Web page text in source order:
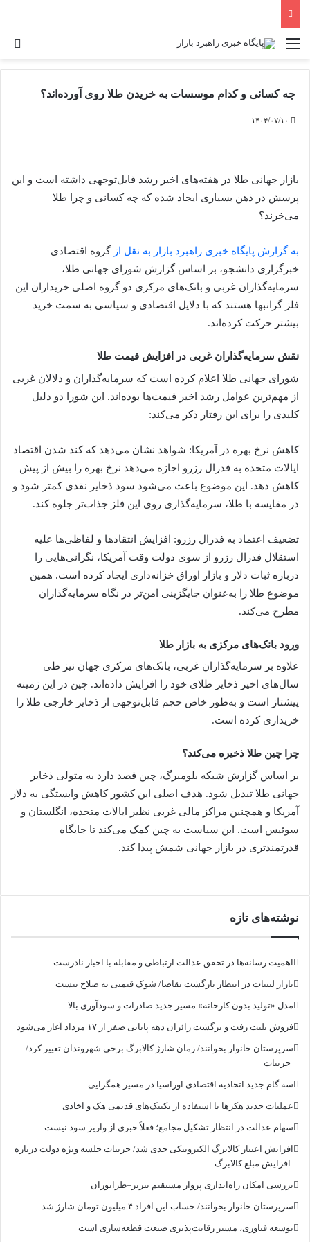
منو
چه کسانی و کدام موسسات به خریدن طلا روی آورده‌اند؟
۱۴۰۴/۰۷/۱۰
بازار جهانی طلا در هفته‌های اخیر رشد قابل‌توجهی داشته است و این
پرسش در ذهن بسیاری ایجاد شده که چه کسانی و چرا طلا
می‌خرند؟
به گزارش پایگاه خبری راهبرد بازار به نقل ازگروه اقتصادی
خبرگزاری دانشجو، بر اساس گزارش شورای جهانی طلا،
سرمایه‌گذاران غربی و بانک‌های مرکزی دو گروه اصلی خریداران این
فلز گرانبها هستند که با دلایل اقتصادی و سیاسی به سمت خرید
بیشتر حرکت کرده‌اند.
نقش سرمایه‌گذاران غربی در افزایش قیمت طلا
شورای جهانی طلا اعلام کرده است که سرمایه‌گذاران و دلالان غربی
از مهم‌ترین عوامل رشد اخیر قیمت‌ها بوده‌اند. این شورا دو دلیل
کلیدی را برای این رفتار ذکر می‌کند:
کاهش نرخ بهره در آمریکا: شواهد نشان می‌دهد که کند شدن اقتصاد
ایالات متحده به فدرال رزرو اجازه می‌دهد نرخ بهره را بیش از پیش
کاهش دهد. این موضوع باعث می‌شود سود ذخایر نقدی کمتر شود و
در مقایسه با طلا، سرمایه‌گذاری روی این فلز جذاب‌تر جلوه کند.
تضعیف اعتماد به فدرال رزرو: افزایش انتقاد‌ها و لفاظی‌ها علیه
استقلال فدرال رزرو از سوی دولت وقت آمریکا، نگرانی‌هایی را
درباره ثبات دلار و بازار اوراق خزانه‌داری ایجاد کرده است. همین
موضوع طلا را به‌عنوان جایگزینی امن‌تر در نگاه سرمایه‌گذاران
مطرح می‌کند.
ورود بانک‌های مرکزی به بازار طلا
علاوه بر سرمایه‌گذاران غربی، بانک‌های مرکزی جهان نیز طی
سال‌های اخیر ذخایر طلای خود را افزایش داده‌اند. چین در این زمینه
پیشتاز است و به‌طور خاص حجم قابل‌توجهی از ذخایر خارجی طلا را
خریداری کرده است.
چرا چین طلا ذخیره می‌کند؟
بر اساس گزارش شبکه بلومبرگ، چین قصد دارد به متولی ذخایر
جهانی طلا تبدیل شود. هدف اصلی این کشور کاهش وابستگی به دلار
آمریکا و همچنین مراکز مالی غربی نظیر ایالات متحده، انگلستان و
سوئیس است. این سیاست به چین کمک می‌کند تا جایگاه
قدرتمندتری در بازار جهانی شمش پیدا کند.
نوشته‌های تازه
اهمیت رسانه‌ها در تحقق عدالت ارتباطی و مقابله با اخبار نادرست
بازار لبنیات در انتظار بازگشت تقاضا/ شوک قیمتی به صلاح نیست
مدل «تولید بدون کارخانه» مسیر جدید صادرات و سودآوری بالا
فروش بلیت رفت و برگشت زائران دهه پایانی صفر از ۱۷ مرداد آغاز می‌شود
سرپرستان خانوار بخوانند/ زمان شارژ کالابرگ برخی شهروندان تغییر کرد/
جزییات
سه گام جدید اتحادیه اقتصادی اوراسیا در مسیر همگرایی
عملیات جدید هکرها با استفاده از تکنیک‌های قدیمی هک و اخاذی
سهام عدالت در انتظار تشکیل مجامع؛ فعلاً خبری از واریز سود نیست
افزایش اعتبار کالابرگ الکترونیکی جدی شد/ جزییات جلسه ویژه دولت درباره
افزایش مبلغ کالابرگ
بررسی امکان راه‌اندازی پرواز مستقیم تبریز–طرابوزان
سرپرستان خانوار بخوانند/ حساب این افراد ۴ میلیون تومان شارژ شد
توسعه فناوری، مسیر رقابت‌پذیری صنعت قطعه‌سازی است